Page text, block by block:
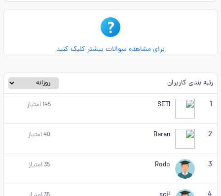
برای مشاهده سوالات بیشتر کلیک کنید
رتبه بندی کاربران
1
SETI
145امتیاز
2
Baran
40امتیاز
3
Rodo
35امتیاز